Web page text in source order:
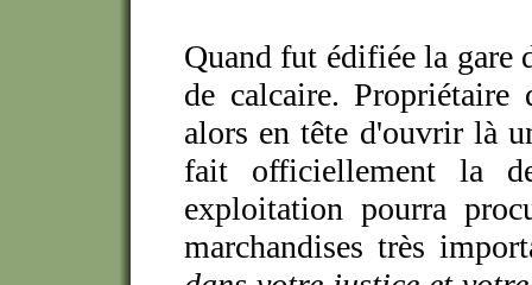
Quand fut édifiée la gare
de calcaire.
alors en tête d'ouvrir là
fait officiellement la
exploitation pourra
marchandises très